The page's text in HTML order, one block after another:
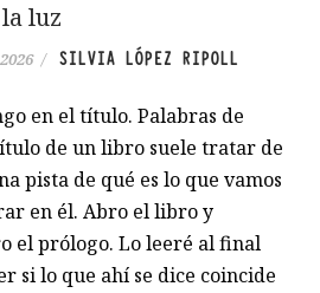
luz
/ SILVIA LÓPEZ RIPOLL
en el título. Palabras de
de un libro suele tratar de
pista de qué es lo que vamos
en él. Abro el libro y
el prólogo. Lo leeré al final
si lo que ahí se dice coincide